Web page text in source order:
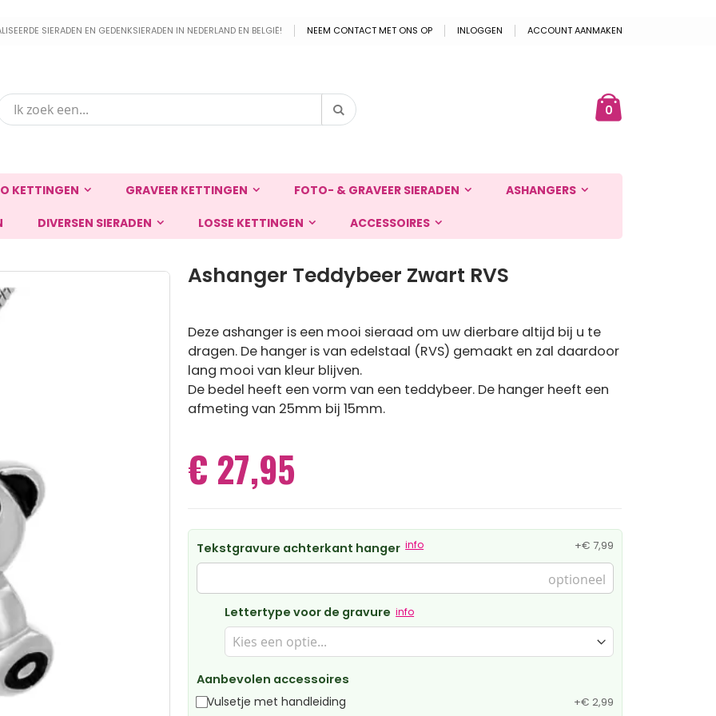
SIERADEN EN GEDENKSIERADEN IN NEDERLAND EN BELGIË! NEEM CONTACT MET ONS OP INLOGGEN ACCOUNT AANMAKEN
0producten
Zoek
KETTINGEN GRAVEER KETTINGEN FOTO- & GRAVEER SIERADEN ASHANGERS
DIVERSEN SIERADEN LOSSE KETTINGEN ACCESSOIRES
Ashanger Teddybeer Zwart RVS
Deze ashanger is een mooi sieraad om uw dierbare altijd bij u te
dragen. De hanger is van edelstaal (RVS) gemaakt en zal daardoor
lang mooi van kleur blijven.
De bedel heeft een vorm van een teddybeer. De hanger heeft een
afmeting van 25mm bij 15mm.
€ 27,95
Tekstgravure achterkant hanger info +€ 7,99
Lettertype voor de gravure info
Aanbevolen accessoires
Vulsetje met handleiding
+€ 2,99